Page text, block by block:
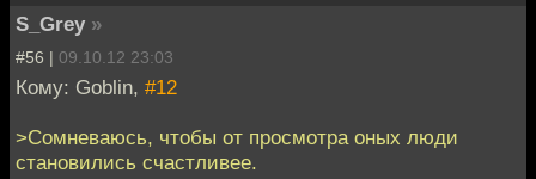
S_Grey »
#56 | 09.10.12 23:03
Кому: Goblin, #12
>Сомневаюсь, чтобы от просмотра оных люди
становились счастливее.